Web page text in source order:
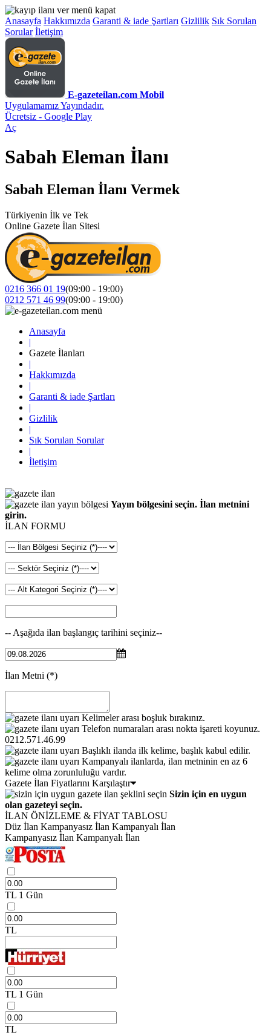
Anasayfa Hakkımızda Garanti & iade Şartları Gizlilik Sık Sorulan
Sorular İletişim
E-gazeteilan.com Mobil
Uygulamamız Yayındadır.
Ücretsiz - Google Play
Aç
Sabah Eleman İlanı
Sabah Eleman İlanı Vermek
Türkiyenin İlk ve Tek
Online Gazete İlan Sitesi
0216 366 01 19(09:00 - 19:00)
0212 571 46 99(09:00 - 19:00)
Anasayfa
|
Gazete İlanları
|
Hakkımızda
|
Garanti & iade Şartları
|
Gizlilik
|
Sık Sorulan Sorular
|
İletişim
Yayın bölgesini seçin. İlan metnini
girin.
İLAN FORMU
-- Aşağıda ilan başlangıç tarihini seçiniz--
İlan Metni (*)
Kelimeler arası boşluk bırakınız.
Telefon numaraları arası nokta işareti koyunuz.
0212.571.46.99
Başlıklı ilanda ilk kelime, başlık kabul edilir.
Kampanyalı ilanlarda, ilan metninin en az 6
kelime olma zorunluluğu vardır.
Gazete İlan Fiyatlarını Karşılaştır
Sizin için en uygun
olan gazeteyi seçin.
İLAN ÖNİZLEME & FİYAT TABLOSU
Düz İlan Kampanyasız İlan Kampanyalı İlan
Kampanyasız İlan Kampanyalı İlan
TL 1 Gün
TL
TL 1 Gün
TL